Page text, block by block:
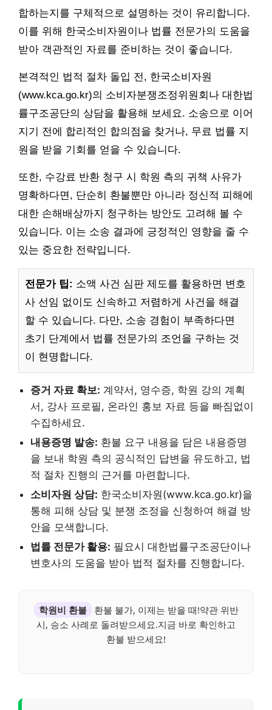
합하는지를 구체적으로 설명하는 것이 유리합니다.
이를 위해 한국소비자원이나 법률 전문가의 도움을
받아 객관적인 자료를 준비하는 것이 좋습니다.
본격적인 법적 절차 돌입 전, 한국소비자원
(www.kca.go.kr)의 소비자분쟁조정위원회나 대한법
률구조공단의 상담을 활용해 보세요. 소송으로 이어
지기 전에 합리적인 합의점을 찾거나, 무료 법률 지
원을 받을 기회를 얻을 수 있습니다.
또한, 수강료 반환 청구 시 학원 측의 귀책 사유가
명확하다면, 단순히 환불뿐만 아니라 정신적 피해에
대한 손해배상까지 청구하는 방안도 고려해 볼 수
있습니다. 이는 소송 결과에 긍정적인 영향을 줄 수
있는 중요한 전략입니다.
전문가 팁: 소액 사건 심판 제도를 활용하면 변호
사 선임 없이도 신속하고 저렴하게 사건을 해결
할 수 있습니다. 다만, 소송 경험이 부족하다면
초기 단계에서 법률 전문가의 조언을 구하는 것
이 현명합니다.
증거 자료 확보: 계약서, 영수증, 학원 강의 계획
서, 강사 프로필, 온라인 홍보 자료 등을 빠짐없이
수집하세요.
내용증명 발송: 환불 요구 내용을 담은 내용증명
을 보내 학원 측의 공식적인 답변을 유도하고, 법
적 절차 진행의 근거를 마련합니다.
소비자원 상담: 한국소비자원(www.kca.go.kr)을
통해 피해 상담 및 분쟁 조정을 신청하여 해결 방
안을 모색합니다.
법률 전문가 활용: 필요시 대한법률구조공단이나
변호사의 도움을 받아 법적 절차를 진행합니다.
학원비 환불
환불 불가, 이제는 받을 때!약관 위반
시, 승소 사례로 돌려받으세요.지금 바로 확인하고
환불 받으세요!